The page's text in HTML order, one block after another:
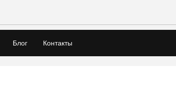
Блог Контакты